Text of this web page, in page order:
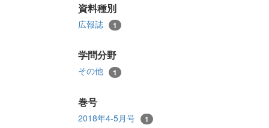
資料種別
広報誌 1
学問分野
その他 1
巻号
2018年4-5月号 1